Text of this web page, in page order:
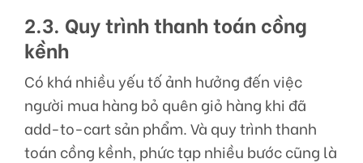
2.3. Quy trình thanh toán cồng
kềnh
Có khá nhiều yếu tố ảnh hưởng đến việc
người mua hàng bỏ quên giỏ hàng khi đã
add-to-cart sản phẩm. Và quy trình thanh
toán cồng kềnh, phức tạp nhiều bước cũng là